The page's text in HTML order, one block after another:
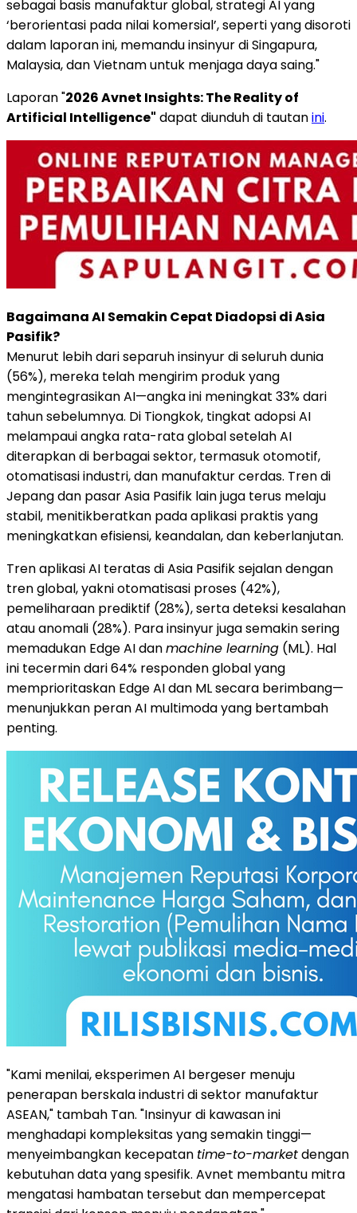
sebagai basis manufaktur global, strategi AI yang
‘berorientasi pada nilai komersial’, seperti yang disoroti
dalam laporan ini, memandu insinyur di Singapura,
Malaysia, dan Vietnam untuk menjaga daya saing."
Laporan "2026 Avnet Insights: The Reality of
Artificial Intelligence" dapat diunduh di tautanini.
Bagaimana AI Semakin Cepat Diadopsi di Asia
Pasifik?
Menurut lebih dari separuh insinyur di seluruh dunia
(56%), mereka telah mengirim produk yang
mengintegrasikan AI—angka ini meningkat 33% dari
tahun sebelumnya. Di Tiongkok, tingkat adopsi AI
melampaui angka rata-rata global setelah AI
diterapkan di berbagai sektor, termasuk otomotif,
otomatisasi industri, dan manufaktur cerdas. Tren di
Jepang dan pasar Asia Pasifik lain juga terus melaju
stabil, menitikberatkan pada aplikasi praktis yang
meningkatkan efisiensi, keandalan, dan keberlanjutan.
Tren aplikasi AI teratas di Asia Pasifik sejalan dengan
tren global, yakni otomatisasi proses (42%),
pemeliharaan prediktif (28%), serta deteksi kesalahan
atau anomali (28%). Para insinyur juga semakin sering
memadukan Edge AI danmachine learning (ML). Hal
ini tecermin dari 64% responden global yang
memprioritaskan Edge AI dan ML secara berimbang—
menunjukkan peran AI multimoda yang bertambah
penting.
"Kami menilai, eksperimen AI bergeser menuju
penerapan berskala industri di sektor manufaktur
ASEAN," tambah Tan. "Insinyur di kawasan ini
menghadapi kompleksitas yang semakin tinggi—
menyeimbangkan kecepatan time-to-marketdengan
kebutuhan data yang spesifik. Avnet membantu mitra
mengatasi hambatan tersebut dan mempercepat